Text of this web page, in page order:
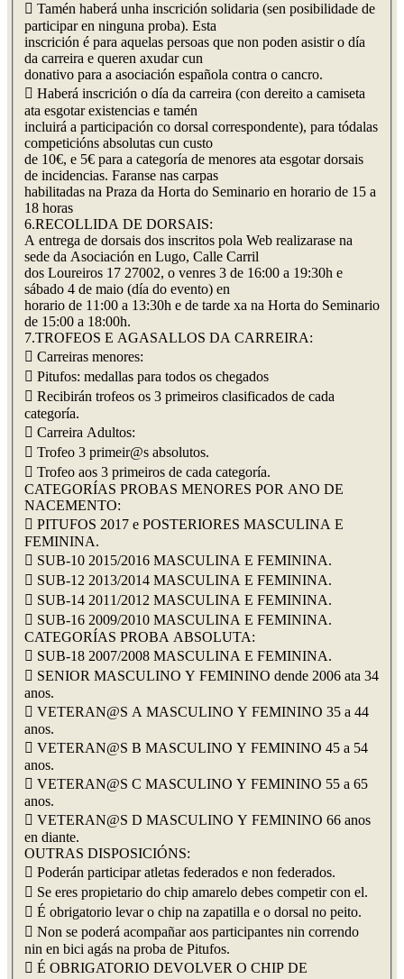
 Tamén haberá unha inscrición solidaria (sen posibilidade de
participar en ninguna proba). Esta
inscrición é para aquelas persoas que non poden asistir o día
da carreira e queren axudar cun
donativo para a asociación española contra o cancro.
 Haberá inscrición o día da carreira (con dereito a camiseta
ata esgotar existencias e tamén
incluirá a participación co dorsal correspondente), para tódalas
competicións absolutas cun custo
de 10€, e 5€ para a categoría de menores ata esgotar dorsais
de incidencias. Faranse nas carpas
habilitadas na Praza da Horta do Seminario en horario de 15 a
18 horas
6.RECOLLIDA DE DORSAIS:
A entrega de dorsais dos inscritos pola Web realizarase na
sede da Asociación en Lugo, Calle Carril
dos Loureiros 17 27002, o venres 3 de 16:00 a 19:30h e
sábado 4 de maio (día do evento) en
horario de 11:00 a 13:30h e de tarde xa na Horta do Seminario
de 15:00 a 18:00h.
7.TROFEOS E AGASALLOS DA CARREIRA:
 Carreiras menores:
 Pitufos: medallas para todos os chegados
 Recibirán trofeos os 3 primeiros clasificados de cada
categoría.
 Carreira Adultos:
 Trofeo 3 primeir@s absolutos.
 Trofeo aos 3 primeiros de cada categoría.
CATEGORÍAS PROBAS MENORES POR ANO DE
NACEMENTO:
 PITUFOS 2017 e POSTERIORES MASCULINA E
FEMININA.
 SUB-10 2015/2016 MASCULINA E FEMININA.
 SUB-12 2013/2014 MASCULINA E FEMININA.
 SUB-14 2011/2012 MASCULINA E FEMININA.
 SUB-16 2009/2010 MASCULINA E FEMININA.
CATEGORÍAS PROBA ABSOLUTA:
 SUB-18 2007/2008 MASCULINA E FEMININA.
 SENIOR MASCULINO Y FEMININO dende 2006 ata 34
anos.
 VETERAN@S A MASCULINO Y FEMININO 35 a 44
anos.
 VETERAN@S B MASCULINO Y FEMININO 45 a 54
anos.
 VETERAN@S C MASCULINO Y FEMININO 55 a 65
anos.
 VETERAN@S D MASCULINO Y FEMININO 66 anos
en diante.
OUTRAS DISPOSICIÓNS:
 Poderán participar atletas federados e non federados.
 Se eres propietario do chip amarelo debes competir con el.
 É obrigatorio levar o chip na zapatilla e o dorsal no peito.
 Non se poderá acompañar aos participantes nin correndo
nin en bici agás na proba de Pitufos.
 É OBRIGATORIO DEVOLVER O CHIP DE